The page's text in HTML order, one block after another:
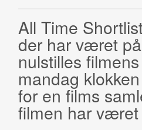
All Time
der har været
nulstilles
mandag
for en films
filmen har